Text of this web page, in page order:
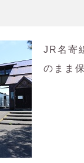
JR名寄
のまま